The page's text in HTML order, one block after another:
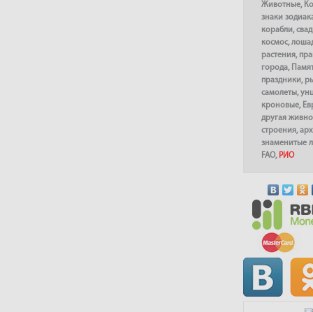
Животные,
знаки
корабли,
космос,
растения,
города,
праздники,
самолеты,
кроновые,
другая
строения,
знаменитые
FAO, РИО